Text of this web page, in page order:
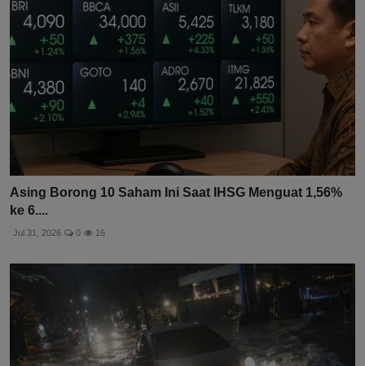
Asing Borong 10 Saham Ini Saat IHSG Menguat 1,56%
ke 6....
Jul 31, 2026 0 16